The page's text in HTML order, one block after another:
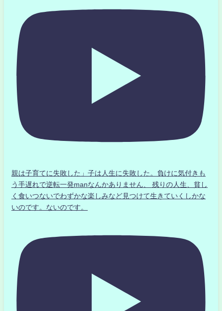
親は子育てに失敗した」子は人生に失敗した。負けに気付きも
う手遅れで逆転一発manなんかありません、 残りの人生、貧し
く食いつないでわずかな楽しみなど見つけて生きていくしかな
いのです。ないのです。